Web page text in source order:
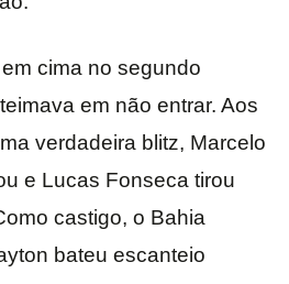
cima no segundo
em não entrar. Aos
verdadeira blitz, Marcelo
e Lucas Fonseca tirou
castigo, o Bahia
bateu escanteio